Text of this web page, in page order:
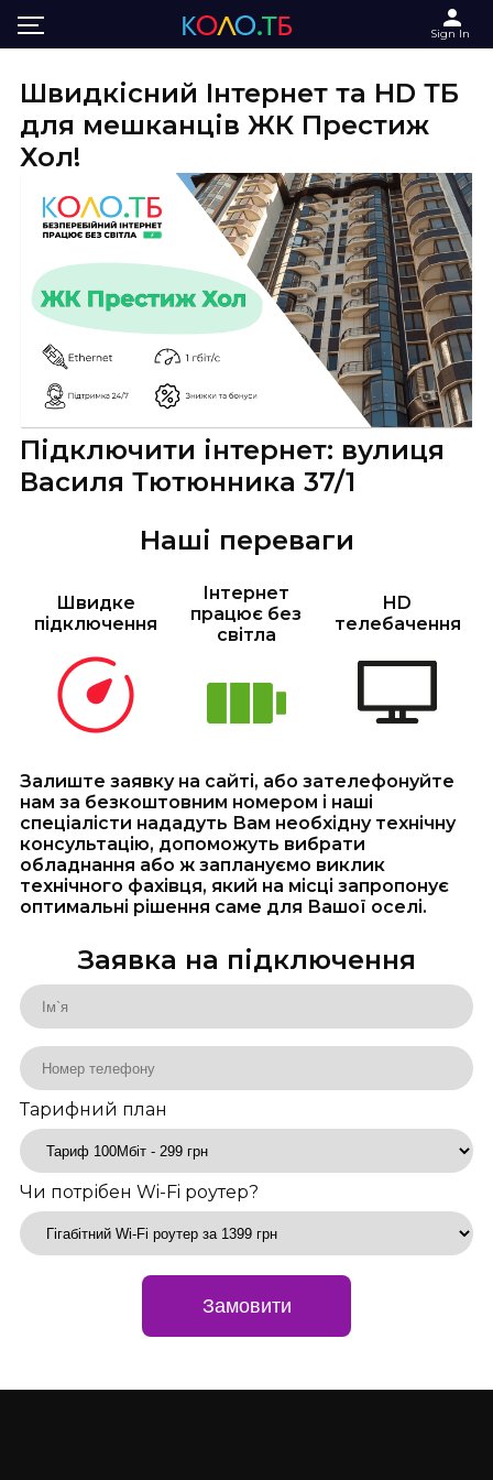
Sign In
Main Інтернет та ТБ в ЖК Престиж Хол
Швидкісний Інтернет та HD ТБ
для мешканців ЖК Престиж
Хол!
Підключити інтернет: вулиця
Василя Тютюнника 37/1
Наші переваги
Швидке
підключення
Інтернет
працює без
світла
HD
телебачення
Залиште заявку на сайті, або зателефонуйте
нам за безкоштовним номером і наші
спеціалісти нададуть Вам необхідну технічну
консультацію, допоможуть вибрати
обладнання або ж заплануємо виклик
технічного фахівця, який на місці запропонує
оптимальні рішення саме для Вашої оселі.
Заявка на підключення
Тарифний план
Чи потрібен Wi-Fi роутер?
Замовити